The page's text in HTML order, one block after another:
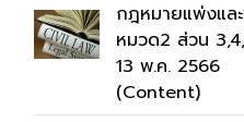
กฎหมายแพ่งแล
หมวด2 ส่วน
13 พ.ค. 2566
(Content)